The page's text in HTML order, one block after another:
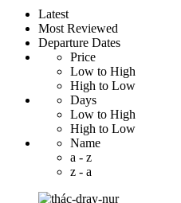
Latest
Most Reviewed
Departure Dates
Price
Low to High
High to Low
Days
Low to High
High to Low
Name
a - z
z - a